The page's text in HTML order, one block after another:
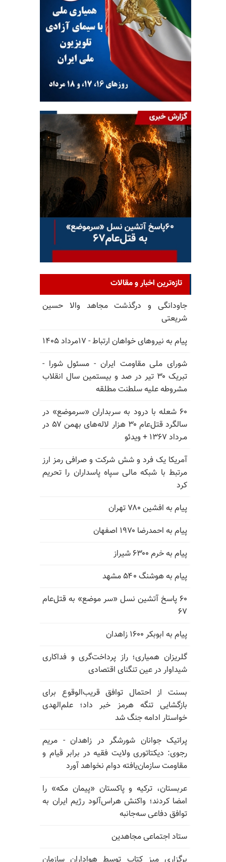
تازه‌ترین اخبار و مقالات
جاودانگی و درگذشت مجاهد والا حسین
شریعتی
پیام به نیروهای خواهان ارتباط - ۱۷مرداد ۱۴۰۵
شورای ملی مقاومت ایران - مسئول شورا -
تبریک ۳۰ تیر در صد و بیستمین سال انقلاب
مشروطه علیه سلطنت مطلقه
۶۰ شعله با درود به سربداران «سرموضع» در
سالگرد قتل‌عام ۳۰ هزار لاله‌های بهمن ۵۷ در
مـرداد ۱۳۶۷ + ویدئو
آمریکا یک فرد و شش شرکت و صرافی رمز ارز
مرتبط با شبکه مالی سپاه پاسداران را تحریم
کرد
پیام به افشین ۷۸۰ تهران
پیام به احمدرضا ۱۹۷۰ اصفهان
پیام به خرم ۶۳۰۰ شیراز
پیام به هوشنگ ۵۴۰ مشهد
۶۰ پاسخ آتشین نسل «سر موضع» به قتل‌عام
۶۷
پیام به ابوبکر ۱۶۰۰ زاهدان
گلریزان همیاری؛ راز پرداخت‌گری و فداکاری
شیداوار در عین تنگنای اقتصادی
بسنت از احتمال توافق قریب‌الوقوع برای
بازگشایی تنگه هرمز خبر داد؛ علم‌الهدی
خواستار ادامه جنگ شد
پراتیک جوانان شورشگر در زاهدان - مریم
رجوی: دیکتاتوری ولایت فقیه در برابر قیام و
مقاومت سازمان‌یافته دوام نخواهد آورد
عربستان، ترکیه و پاکستان «پیمان مکه» را
امضا کردند؛ واکنش هراس‌آلود رژیم ایران به
توافق دفاعی سه‌جانبه
ستاد اجتماعی مجاهدین